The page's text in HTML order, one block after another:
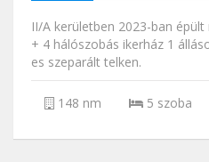
II/A kerületben 2023-ban
+ 4 hálószobás ikerház 1
es szeparált telken.
148 nm 5 szoba